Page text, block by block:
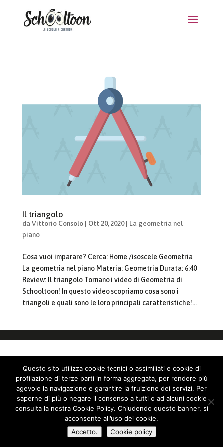
Il triangolo
da Vittorio Consolo| Ott 20, 2020|
La geometria nel
piano
Cosa vuoi imparare? Cerca: Home /isoscele Geometria
La geometria nel piano Materia: Geometria Durata: 6:40
Review: Il triangolo Tornano i video di Geometria di
Schooltoon! In questo video scopriamo cosa sono i
triangoli e quali sono le loro principali caratteristiche!...
Questo sito utilizza cookie tecnici o assimiliati e cookie di
profilazione di terze parti in forma aggregata, per rendere più
agevole la navigazione e garantire la fruizione dei servizi. Per
saperne di più o negare il consenso a tutti o ad alcuni cookie
consulta la nostra Cookie Policy. Chiudendo questo banner, si
acconsente all'uso dei cookie.
Accetto.
Cookie policy